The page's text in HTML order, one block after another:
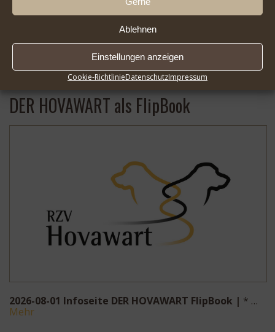
Ablehnen
Einstellungen anzeigen
Cookie-RichtlinieDatenschutzImpressum
2026-08-01LG Süd in Wort und Bild | 2024 …Mehr
DER HOVAWART als FlipBook
2026-08-01 Infoseite DER HOVAWART FlipBook | * …
Mehr